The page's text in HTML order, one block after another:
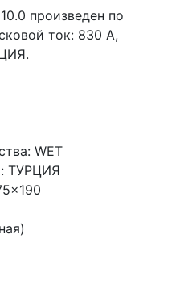
произведен по
ток: 830 A,
WET
ТУРЦИЯ